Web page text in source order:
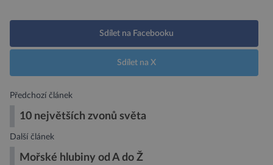
Sdílet na Facebooku
Sdílet na X
Předchozí článek
10 největších zvonů světa
Další článek
Mořské hlubiny od A do Ž